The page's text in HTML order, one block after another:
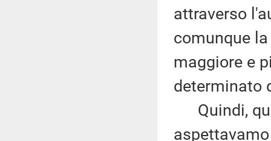
attraverso
comunque
maggiore e
determinato
Quindi,